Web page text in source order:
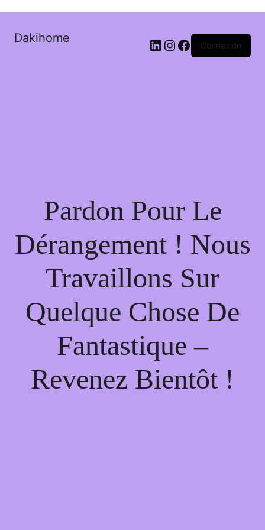
Dakihome Connexion
Pardon Pour Le
Dérangement ! Nous
Travaillons Sur
Quelque Chose De
Fantastique –
Revenez Bientôt !